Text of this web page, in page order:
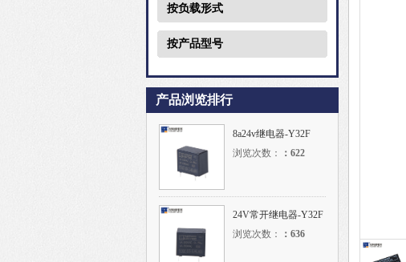
按负载形式
按产品型号
产品浏览排行
8a24v继电器-Y32F
浏览次数：
： 622
24V常开继电器-Y32F
浏览次数：
： 636